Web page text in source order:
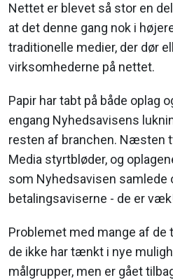
Nettet er blevet så stor en
at det denne gang nok i
traditionelle medier, der dør
virksomhederne på nettet.
Papir har tabt på både oplag
engang Nyhedsavisens
resten af branchen. Næsten
Media styrt­bløder, og
som Nyhedsavisen samlede
betalingsaviserne - de er
Problemet med mange af de
de ikke har tænkt i nye
målgrupper, men er gået